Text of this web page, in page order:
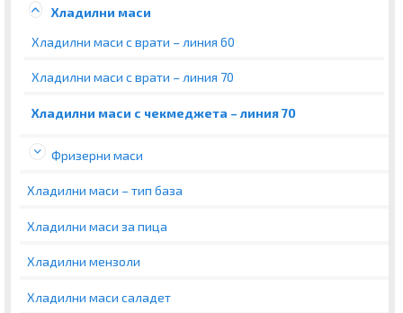
Хладилни маси
Хладилни маси с врати – линия 60
Хладилни маси с врати – линия 70
Хладилни маси с чекмеджета – линия 70
Фризерни маси
Хладилни маси – тип база
Хладилни маси за пица
Хладилни мензоли
Хладилни маси саладет